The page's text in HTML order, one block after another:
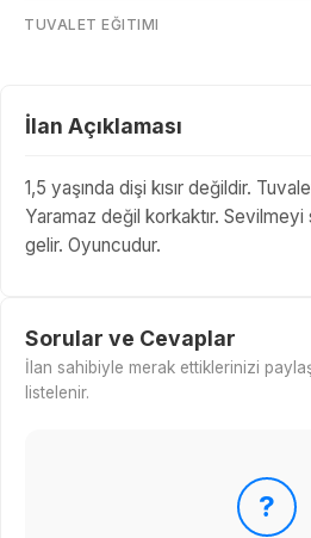
TUVALET EĞITIMI
İlan Açıklaması
1,5 yaşında dişi kısır değildir.
Yaramaz değil korkaktır.
gelir. Oyuncudur.
Sorular ve Cevaplar
İlan sahibiyle merak ettiklerinizi
listelenir.
?